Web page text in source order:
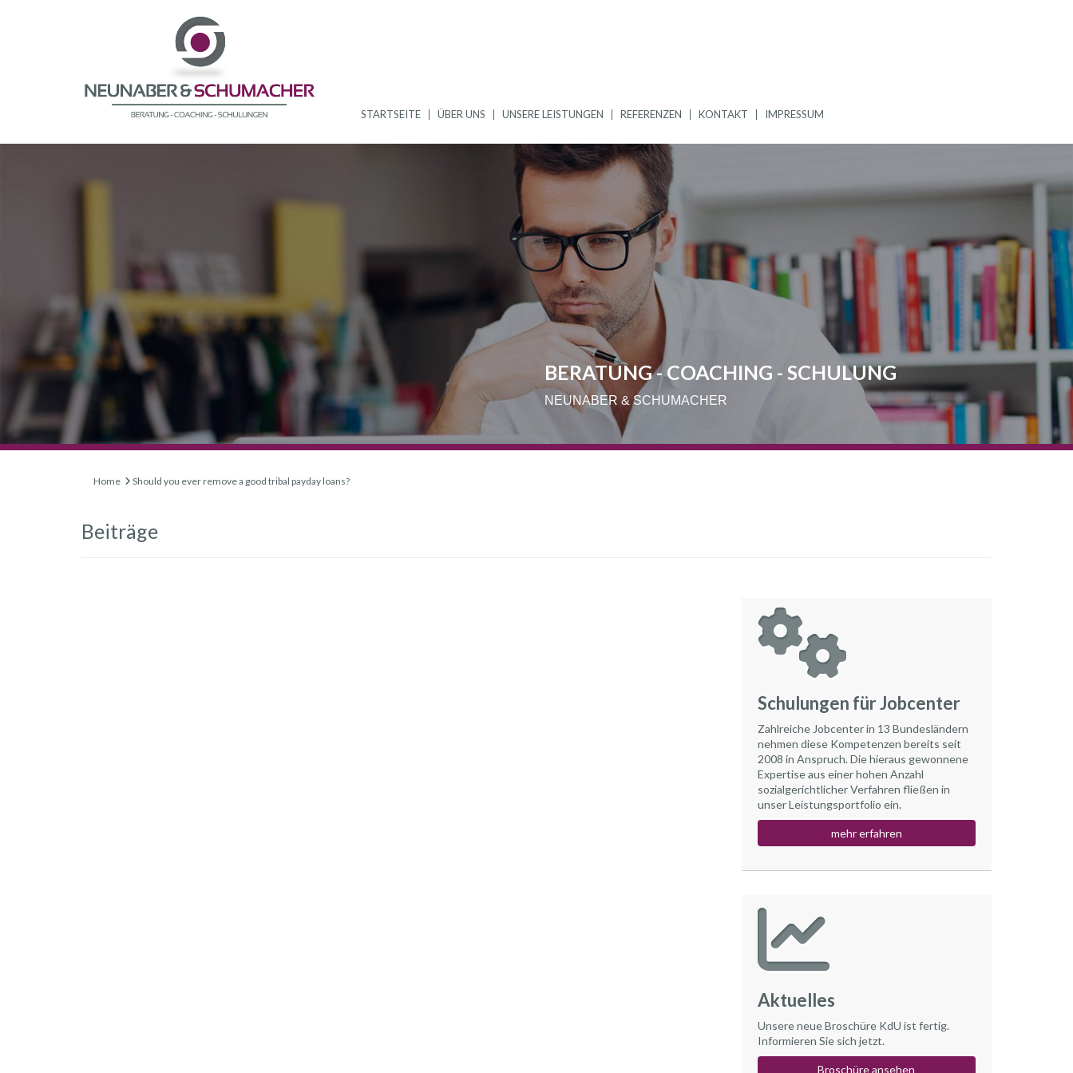
STARTSEITE ÜBER UNS UNSERE LEISTUNGEN REFERENZEN KONTAKT IMPRESSUM
BERATUNG - COACHING - SCHULUNG
NEUNABER & SCHUMACHER
Home Should you ever remove a good tribal payday loans?
Beiträge
Schulungen für Jobcenter
Zahlreiche Jobcenter in 13 Bundesländern
nehmen diese Kompetenzen bereits seit
2008 in Anspruch. Die hieraus gewonnene
Expertise aus einer hohen Anzahl
sozialgerichtlicher Verfahren fließen in
unser Leistungsportfolio ein.
mehr erfahren
Aktuelles
Unsere neue Broschüre KdU ist fertig.
Informieren Sie sich jetzt.
Broschüre ansehen